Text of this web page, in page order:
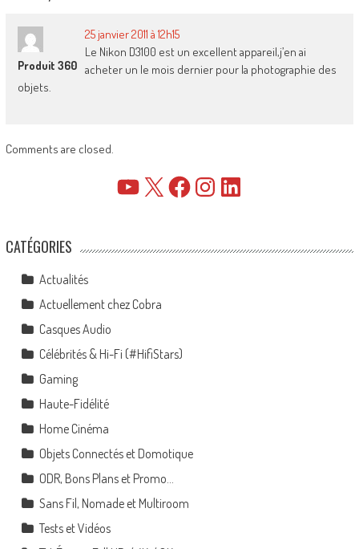
Produit 360
25 janvier 2011 à 12h15
Le Nikon D3100 est un excellent appareil,j’en ai
acheter un le mois dernier pour la photographie des
objets.
Comments are closed.
YouTube FacebookInstagramLinkedIn
CATÉGORIES
Actualités
Actuellement chez Cobra
Casques Audio
Célébrités & Hi-Fi (#HifiStars)
Gaming
Haute-Fidélité
Home Cinéma
Objets Connectés et Domotique
ODR, Bons Plans et Promo…
Sans Fil, Nomade et Multiroom
Tests et Vidéos